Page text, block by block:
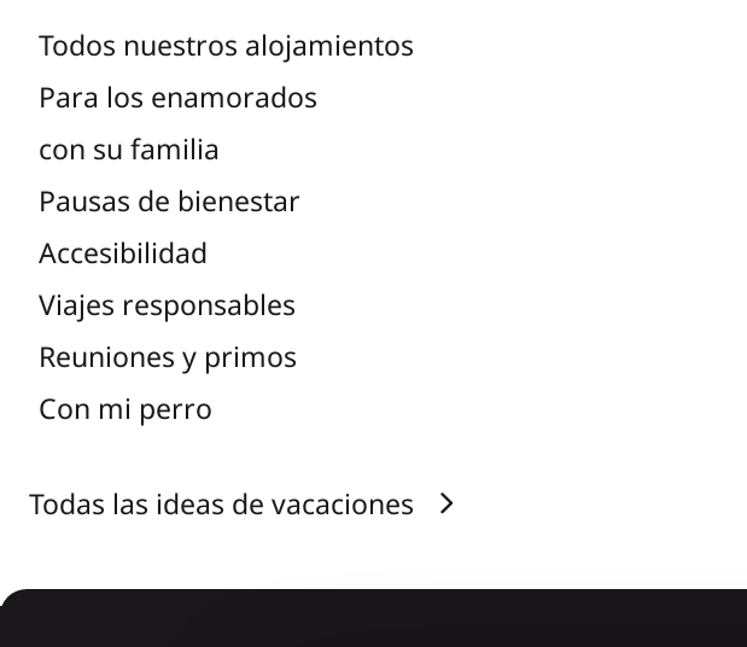
Todos nuestros alojamientos
Para los enamorados
con su familia
Pausas de bienestar
Accesibilidad
Viajes responsables
Reuniones y primos
Con mi perro
Todas las ideas de vacaciones